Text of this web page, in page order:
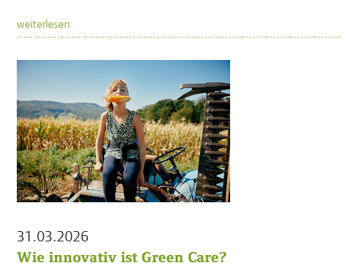
weiterlesen
31.03.2026
Wie innovativ ist Green Care?